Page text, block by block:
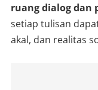
ruang dialog dan
setiap tulisan
akal, dan realitas